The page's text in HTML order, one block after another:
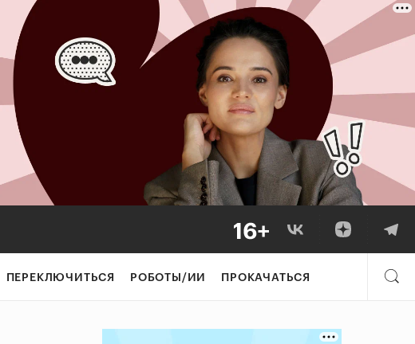
ПЕРЕКЛЮЧИТЬСЯ РОБОТЫ/ИИ ПРОКАЧАТЬСЯ